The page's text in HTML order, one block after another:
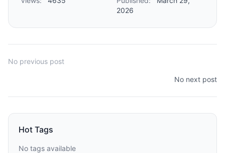
2026
No previous post
No next post
Hot Tags
No tags available